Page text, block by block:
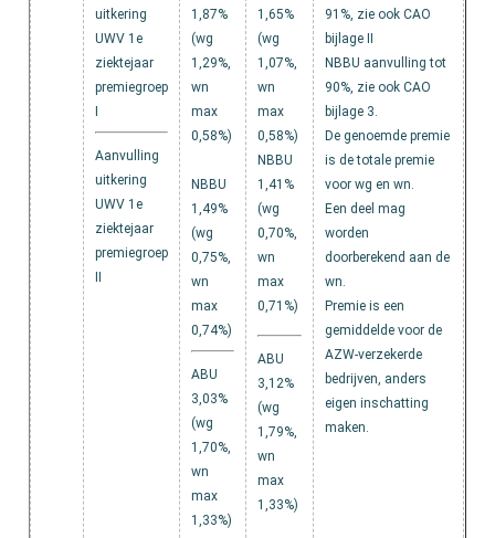
uitkering
UWV 1e
ziektejaar
premiegroep
Aanvulling
uitkering
UWV 1e
ziektejaar
premiegroep
1,87%
(wg
1,29%,
wn
max
0,58%)
NBBU
1,49%
(wg
0,75%,
wn
max
0,74%)
ABU
3,03%
(wg
1,70%,
wn
max
1,33%)
1,65%
(wg
1,07%,
wn
max
0,58%)
NBBU
1,41%
(wg
0,70%,
wn
max
0,71%)
ABU
3,12%
(wg
1,79%,
wn
max
1,33%)
91%, zie ook CAO
bijlage II
NBBU aanvulling tot
90%, zie ook CAO
bijlage 3.
De genoemde premie
is de totale premie
voor wg en wn.
Een deel mag
worden
doorberekend aan de
wn.
Premie is een
gemiddelde voor de
AZW-verzekerde
bedrijven, anders
eigen inschatting
maken.